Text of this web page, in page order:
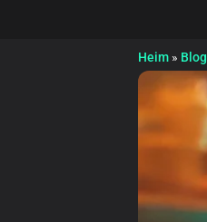
Heim » Blog